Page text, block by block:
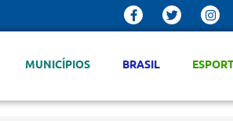
MUNICÍPIOS BRASIL